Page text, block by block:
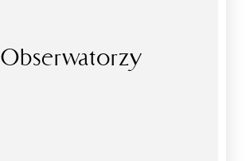
Obserwatorzy